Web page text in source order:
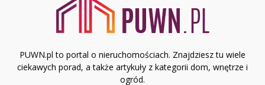
PUWN.pl to portal o nieruchomościach. Znajdziesz tu wiele
ciekawych porad, a także artykuły z kategorii dom, wnętrze i
ogród.